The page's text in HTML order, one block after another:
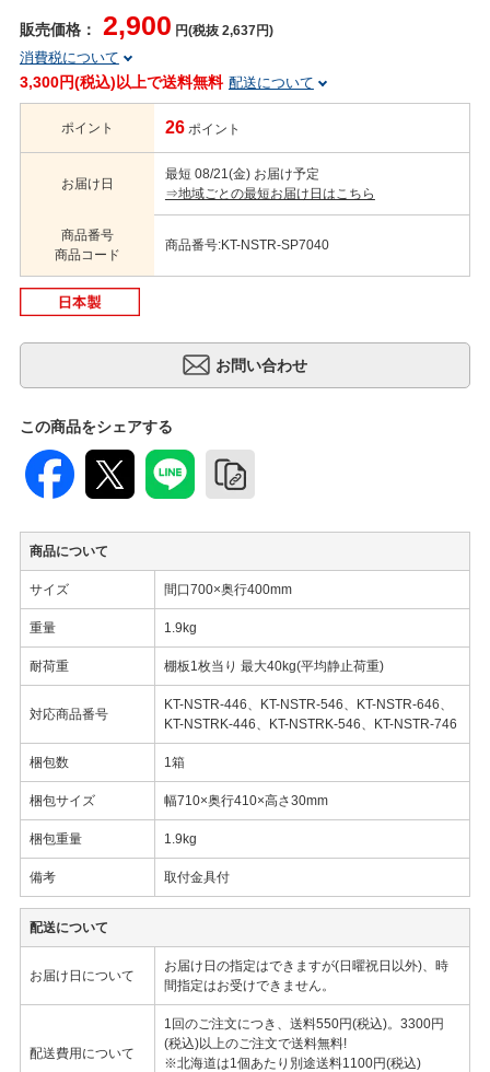
販売価格： 2,900 円(税抜 2,637円)
消費税について
3,300円(税込)以上で送料無料 配送について
ポイント 26 ポイント
お届け日
最短 08/21(金) お届け予定
⇒地域ごとの最短お届け日はこちら
商品番号
商品コード
商品番号:KT-NSTR-SP7040
この商品をシェアする
商品について
サイズ 間口700×奥行400mm
重量 1.9kg
耐荷重 棚板1枚当り 最大40kg(平均静止荷重)
対応商品番号
KT-NSTR-446、KT-NSTR-546、KT-NSTR-646、
KT-NSTRK-446、KT-NSTRK-546、KT-NSTR-746
梱包数 1箱
梱包サイズ 幅710×奥行410×高さ30mm
梱包重量 1.9kg
備考 取付金具付
配送について
お届け日について
お届け日の指定はできますが(日曜祝日以外)、時
間指定はお受けできません。
配送費用について
1回のご注文につき、送料550円(税込)。3300円
(税込)以上のご注文で送料無料!
※北海道は1個あたり別途送料1100円(税込)